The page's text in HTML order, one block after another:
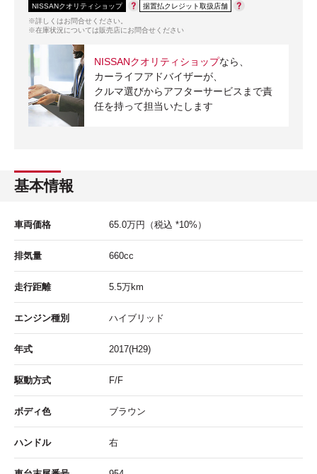
NISSANクオリティショップ
据置払クレジット取扱店舗
※詳しくはお問合せください。
※在庫状況については販売店にお問合せください
NISSANクオリティショップなら、
カーライフアドバイザーが、
クルマ選びからアフターサービスまで責
任を持って担当いたします
基本情報
車両価格 65.0万円 （税込 *10%）
排気量 660cc
走行距離 5.5万km
エンジン種別 ハイブリッド
年式 2017(H29)
駆動方式 F/F
ボディ色 ブラウン
ハンドル 右